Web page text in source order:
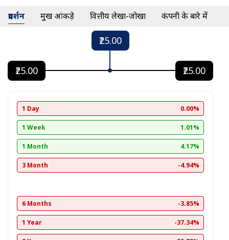
प्रदर्शन प्रमुख आंकड़े वित्तीय लेखा-जोखा कंपनी के बारे में
₹25.00
₹25.00 ₹25.00
1 Day 0.00%
1 Week 1.01%
1 Month 4.17%
3 Month -4.94%
6 Months -3.85%
1 Year -37.34%